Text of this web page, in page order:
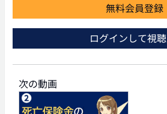
無料会員登録
ログインして視聴
次の動画